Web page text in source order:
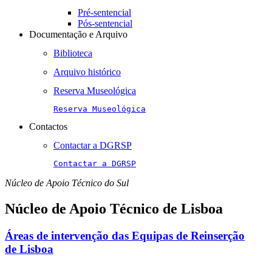
Pré-sentencial
Pós-sentencial
Documentação e Arquivo
Biblioteca
Arquivo histórico
Reserva Museológica
Reserva Museológica
Contactos
Contactar a DGRSP
Contactar a DGRSP
Núcleo de Apoio Técnico do Sul
Núcleo de Apoio Técnico de Lisboa
Áreas de intervenção das Equipas de Reinserção
de Lisboa